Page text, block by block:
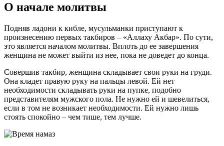
О начале молитвы
Подняв ладони к кибле, мусульманки приступают к
произнесению первых такбиров – «Аллаху Акбар». По сути,
это является началом молитвы. Вплоть до ее завершения
женщина не может выйти из нее, пока не доведет до конца.
Совершив такбир, женщина складывает свои руки на груди.
Она кладет правую руку на пальцы левой. Ей нет
необходимости складывать руки на пупке, подобно
представителям мужского пола. Не нужно ей и шевелиться,
если в том не возникает необходимости. Ей нужно лишь
стоять спокойно – чем тише, тем лучше.